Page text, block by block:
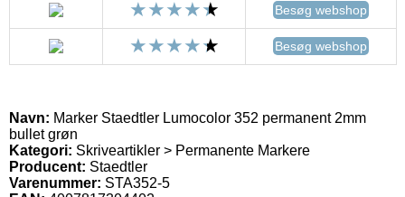
Besøg webshop
Besøg webshop
Navn: Marker Staedtler Lumocolor 352 permanent 2mm
bullet grøn
Kategori: Skriveartikler > Permanente Markere
Producent: Staedtler
Varenummer: STA352-5